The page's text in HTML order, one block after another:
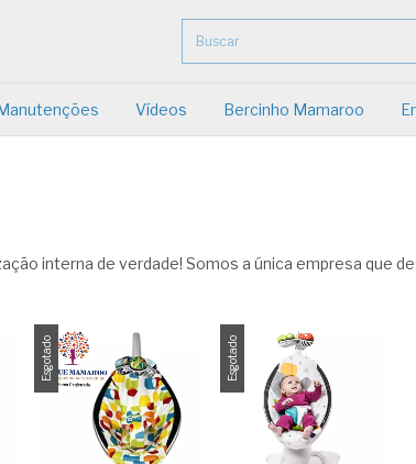
Vídeos Bercinho Mamaroo
interna de verdade! Somos a única empresa que
Esgotado Esgotado